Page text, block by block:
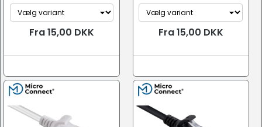
Fra 15,00 DKK Fra 15,00 DKK